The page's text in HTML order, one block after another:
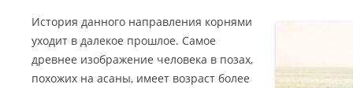
История данного направления корнями
уходит в далекое прошлое. Самое
древнее изображение человека в позах,
похожих на асаны, имеет возраст более